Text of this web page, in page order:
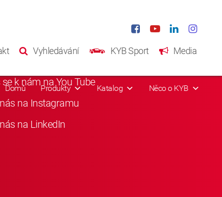
Vyhledávání KYB Sport Media
Domů Produkty Katalog Něco o KYB
se k nám na You Tube
na Instagramu
na LinkedIn